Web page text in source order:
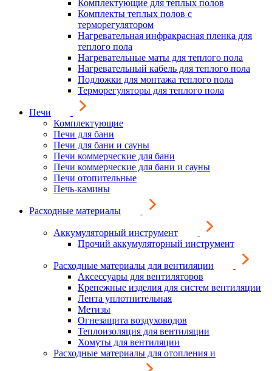
Комплектующие для теплых полов
Комплекты теплых полов с
терморегулятором
Нагревательная инфракрасная пленка для
теплого пола
Нагревательные маты для теплого пола
Нагревательный кабель для теплого пола
Подложки для монтажа теплого пола
Терморегуляторы для теплого пола
Печи
Комплектующие
Печи для бани
Печи для бани и сауны
Печи коммерческие для бани
Печи коммерческие для бани и сауны
Печи отопительные
Печь-камины
Расходные материалы
Аккумуляторный инструмент
Прочий аккумуляторный инструмент
Расходные материалы для вентиляции
Аксессуары для вентиляторов
Крепежные изделия для систем вентиляции
Лента уплотнительная
Метизы
Огнезащита воздуховодов
Теплоизоляция для вентиляции
Хомуты для вентиляции
Расходные материалы для отопления и